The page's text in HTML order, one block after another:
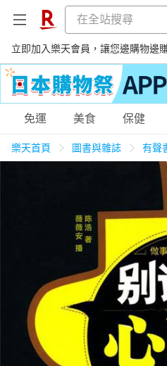
立即加入樂天會員，讓您邊購物邊
購物網分類
3C家電
女裝 男裝
免運 美食 保健
樂天首頁 圖書與雜誌 有聲